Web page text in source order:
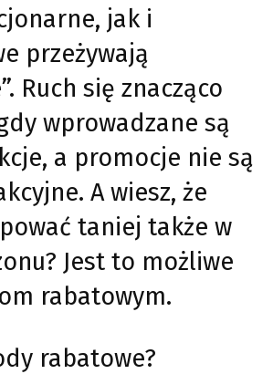
jak i
przeżywają
Ruch się znacząco
wprowadzane są
a promocje nie są
A wiesz, że
taniej także w
Jest to możliwe
rabatowym.
rabatowe?